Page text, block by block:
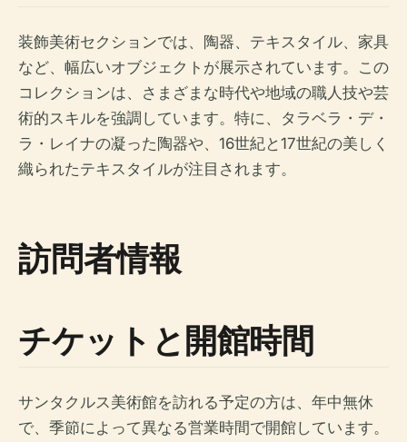
装飾美術セクションでは、陶器、テキスタイル、家具
など、幅広いオブジェクトが展示されています。この
コレクションは、さまざまな時代や地域の職人技や芸
術的スキルを強調しています。特に、タラベラ・デ・
ラ・レイナの凝った陶器や、16世紀と17世紀の美しく
織られたテキスタイルが注目されます。
訪問者情報
チケットと開館時間
サンタクルス美術館を訪れる予定の方は、年中無休
で、季節によって異なる営業時間で開館しています。